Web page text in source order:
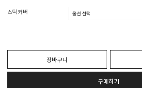
스틱 커버
장바구니
구매하기